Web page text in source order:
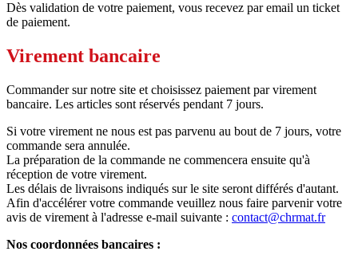
Dès validation de votre paiement, vous recevez par email un ticket
de paiement.
Virement bancaire
Commander sur notre site et choisissez paiement par virement
bancaire. Les articles sont réservés pendant 7 jours.
Si votre virement ne nous est pas parvenu au bout de 7 jours, votre
commande sera annulée.
La préparation de la commande ne commencera ensuite qu'à
réception de votre virement.
Les délais de livraisons indiqués sur le site seront différés d'autant.
Afin d'accélérer votre commande veuillez nous faire parvenir votre
avis de virement à l'adresse e-mail suivante : contact@chrmat.fr
Nos coordonnées bancaires :